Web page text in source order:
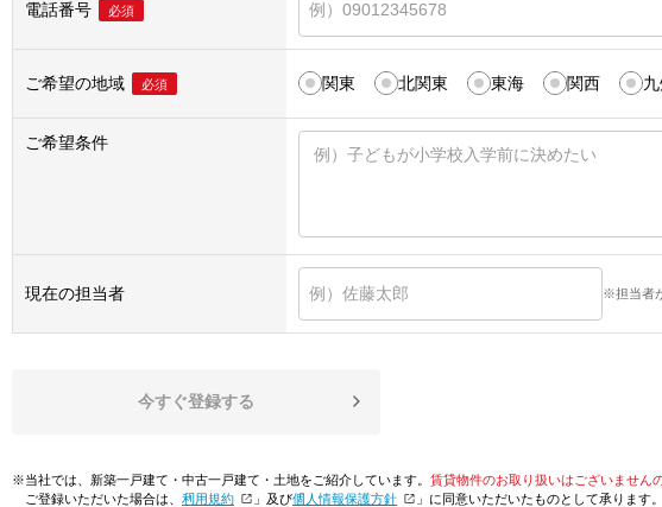
電話番号 必須
ご希望の地域 必須 関東 北関東 東海 関西 九
ご希望条件
現在の担当者 ※担当者
今すぐ登録する
※当社では、新築一戸建て・中古一戸建て・土地をご紹介しています。 賃貸物件のお取り扱いはございません
ご登録いただいた場合は、「利用規約 」及び「個人情報保護方針
」に同意いただいたものとして承ります。